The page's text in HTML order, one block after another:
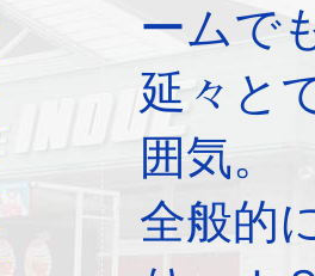
ームで
延々と
囲気。
全般的